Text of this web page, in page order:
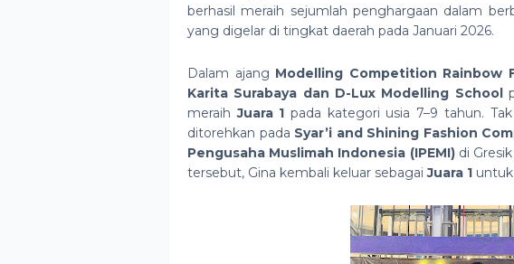
berhasil meraih sejumlah penghargaan dalam
yang digelar di tingkat daerah pada Januari 2026.
Dalam ajang Modelling Competition Rainbow
Karita Surabaya dan D-Lux Modelling School
meraihJuara 1 pada kategori usia 7–9 tahun.
ditorehkan pada Syar’i and Shining Fashion
Pengusaha Muslimah Indonesia (IPEMI)di Gresik
tersebut, Gina kembali keluar sebagaiJuara 1